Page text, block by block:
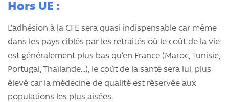
Hors UE :
L’adhésion à la CFE sera quasi indispensable car même
dans les pays ciblés par les retraités où le coût de la vie
est généralement plus bas qu’en France (Maroc, Tunisie,
Portugal, Thaïlande…), le coût de la santé sera lui, plus
élevé car la médecine de qualité est réservée aux
populations les plus aisées.